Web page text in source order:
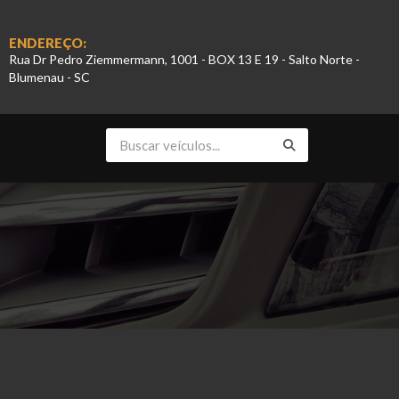
ENDEREÇO:
Rua Dr Pedro Ziemmermann, 1001 - BOX 13 E 19 - Salto Norte -
Blumenau - SC